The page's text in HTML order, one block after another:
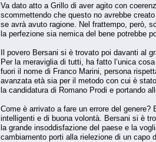
Va dato atto a Grillo di aver agito con
scommettendo che questo no avrebbe
se avrà avuto ragione. Nel frattempo, però,
la perfezione sia nemica del bene potrebbe
Il povero Bersani si è trovato poi davanti al
Per la meraviglia di tutti, ha fatto l’unica
fuori il nome di Franco Marini, persona
avanzata età sia per il metodo con cui è
la candidatura di Romano Prodi e portando
Come è arrivato a fare un errore del
intelligenti e di buona volontà. Bersani si è
la grande insoddisfazione del paese e la
cambiamento porti alla rielezione di un capo